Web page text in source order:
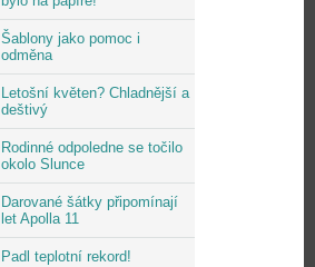
Šablony jako pomoc i
odměna
Letošní květen? Chladnější a
deštivý
Rodinné odpoledne se točilo
okolo Slunce
Darované šátky připomínají
let Apolla 11
Padl teplotní rekord!